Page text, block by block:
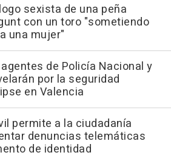
sexista de una peña
con un toro "sometiendo
una mujer"
de Policía Nacional y
por la seguridad
en Valencia
permite a la ciudadanía
denuncias telemáticas
de identidad